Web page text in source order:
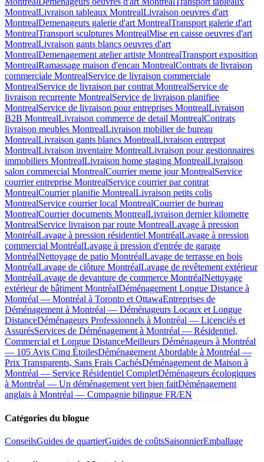
MontrealLivraison tableaux MontrealLivraison oeuvres d'art
MontrealDemenageurs galerie d'art MontrealTransport galerie d'art
MontrealTransport sculptures MontrealMise en caisse oeuvres d'art
MontrealLivraison gants blancs oeuvres d'art
MontrealDemenagement atelier artiste MontrealTransport exposition
MontrealRamassage maison d'encan MontrealContrats de livraison
commerciale MontrealService de livraison commerciale
MontrealService de livraison par contrat MontrealService de
livraison recurrente MontrealService de livraison planifiee
MontrealService de livraison pour entreprises MontrealLivraison
B2B MontrealLivraison commerce de detail MontrealContrats
livraison meubles MontrealLivraison mobilier de bureau
MontrealLivraison gants blancs MontrealLivraison entrepot
MontrealLivraison inventaire MontrealLivraison pour gestionnaires
immobiliers MontrealLivraison home staging MontrealLivraison
salon commercial MontrealCourrier meme jour MontrealService
courrier entreprise MontrealService courrier par contrat
MontrealCourrier planifie MontrealLivraison petits colis
MontrealService courrier local MontrealCourrier de bureau
MontrealCourrier documents MontrealLivraison dernier kilometre
MontrealService livraison par route MontrealLavage à pression
MontréalLavage à pression résidentiel MontréalLavage à pression
commercial MontréalLavage à pression d'entrée de garage
MontréalNettoyage de patio MontréalLavage de terrasse en bois
MontréalLavage de clôture MontréalLavage de revêtement extérieur
MontréalLavage de devanture de commerce MontréalNettoyage
extérieur de bâtiment MontréalDéménagement Longue Distance à
Montréal — Montréal à Toronto et OttawaEntreprises de
Déménagement à Montréal — Déménageurs Locaux et Longue
DistanceDéménageurs Professionnels à Montréal — Licenciés et
AssurésServices de Déménagement à Montréal — Résidentiel,
Commercial et Longue DistanceMeilleurs Déménageurs à Montréal
— 105 Avis Cinq ÉtoilesDéménagement Abordable à Montréal —
Prix Transparents, Sans Frais CachésDéménagement de Maison à
Montréal — Service Résidentiel CompletDéménageurs écologiques
à Montréal — Un déménagement vert bien faitDéménagement
anglais à Montréal — Compagnie bilingue FR/EN
Catégories du blogue
ConseilsGuides de quartierGuides de coûtsSaisonnierEmballage